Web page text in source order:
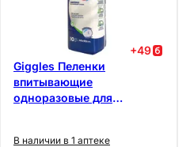
+49
Giggles Пеленки
впитывающие
одноразовые для
В наличии в 1 аптеке